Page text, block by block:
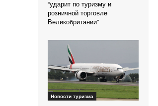
“ударит по туризму и
розничной торговле
Великобритании”
Новости туризма